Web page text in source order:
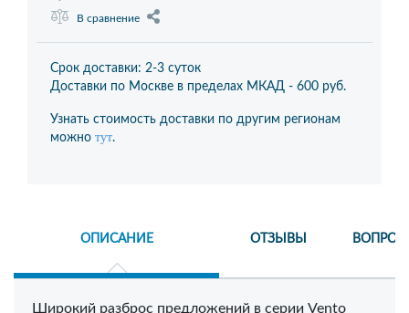
В сравнение
Срок доставки: 2-3 суток
Доставки по Москве в пределах МКАД - 600 руб.
Узнать стоимость доставки по другим регионам
можно тут.
ОПИСАНИЕ ОТЗЫВЫ
Широкий разброс предложений в серии Vento